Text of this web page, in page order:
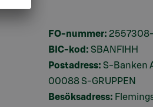
FO-nummer:
BIC-kod: SBANFIHH
Postadress: S-Banken
00088 S-GRUPPEN
Besöksadress: